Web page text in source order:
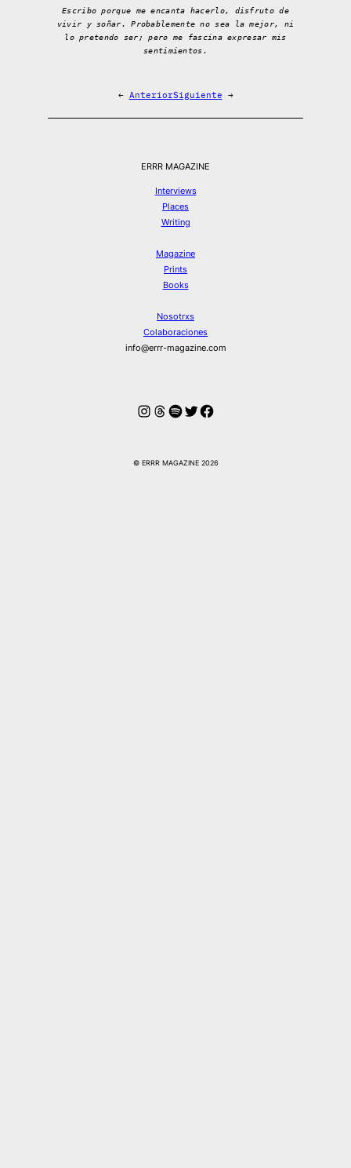
Escribo porque me encanta hacerlo, disfruto de
vivir y soñar. Probablemente no sea la mejor, ni
lo pretendo ser; pero me fascina expresar mis
sentimientos.
← AnteriorSiguiente →
ERRR MAGAZINE
Interviews
Places
Writing
Magazine
Prints
Books
Nosotrxs
Colaboraciones
info@errr-magazine.com
Instagram
Hilos
Spotify
Twitter
Facebook
© ERRR MAGAZINE 2026